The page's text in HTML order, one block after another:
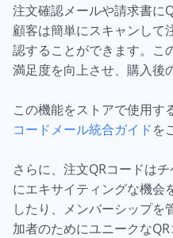
注文確認メールや請求書に
顧客は簡単にスキャンして
認することができます。こ
満足度を向上させ、購入後
この機能をストアで使用す
コードメール統合ガイドを
さらに、注文QRコードは
にエキサイティングな機会
したり、メンバーシップを
加者のためにユニークな